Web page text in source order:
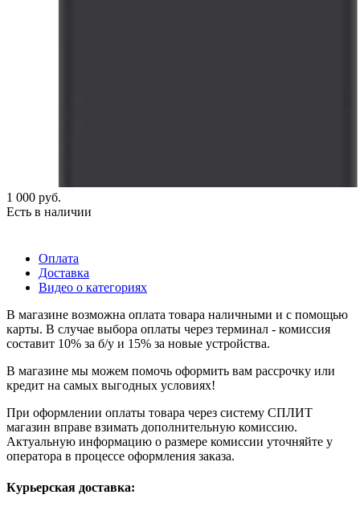
1 000 руб.
Есть в наличии
Оплата
Доставка
Видео о категориях
В магазине возможна оплата товара наличными и с помощью
карты. В случае выбора оплаты через терминал - комиссия
составит 10% за б/у и 15% за новые устройства.
В магазине мы можем помочь оформить вам рассрочку или
кредит на самых выгодных условиях!
При оформлении оплаты товара через систему СПЛИТ
магазин вправе взимать дополнительную комиссию.
Актуальную информацию о размере комиссии уточняйте у
оператора в процессе оформления заказа.
Курьерская доставка: